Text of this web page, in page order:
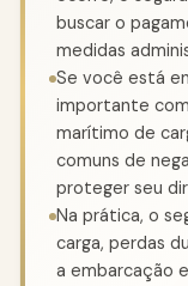
buscar o
medidas
Se você está
importante
marítimo de
comuns de
proteger seu
Na prática, o
carga, perdas
a embarcação